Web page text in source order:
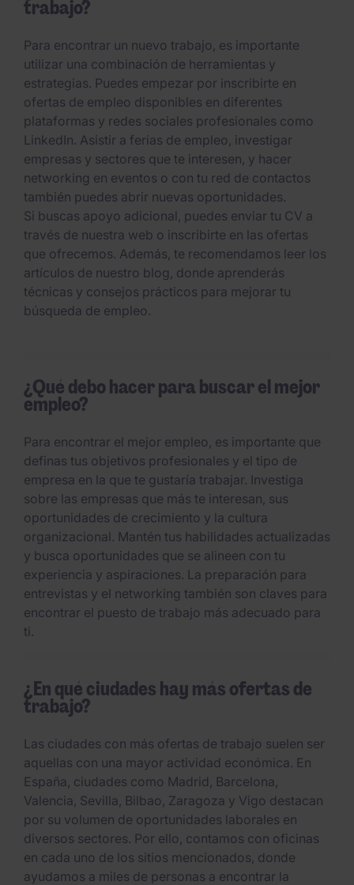
trabajo?
Para encontrar un nuevo trabajo, es importante
utilizar una combinación de herramientas y
estrategias. Puedes empezar por inscribirte en
ofertas de empleo disponibles en diferentes
plataformas y redes sociales profesionales como
LinkedIn. Asistir a ferias de empleo, investigar
empresas y sectores que te interesen, y hacer
networking en eventos o con tu red de contactos
también puedes abrir nuevas oportunidades.
Si buscas apoyo adicional, puedes enviar tu CV a
través de nuestra web o inscribirte en las ofertas
que ofrecemos. Además, te recomendamos leer los
artículos de nuestro blog, donde aprenderás
técnicas y consejos prácticos para mejorar tu
búsqueda de empleo.
¿Qué debo hacer para buscar el mejor
empleo?
Para encontrar el mejor empleo, es importante que
definas tus objetivos profesionales y el tipo de
empresa en la que te gustaría trabajar. Investiga
sobre las empresas que más te interesan, sus
oportunidades de crecimiento y la cultura
organizacional. Mantén tus habilidades actualizadas
y busca oportunidades que se alineen con tu
experiencia y aspiraciones. La preparación para
entrevistas y el networking también son claves para
encontrar el puesto de trabajo más adecuado para
ti.
¿En qué ciudades hay más ofertas de
trabajo?
Las ciudades con más ofertas de trabajo suelen ser
aquellas con una mayor actividad económica. En
España, ciudades como Madrid, Barcelona,
Valencia, Sevilla, Bilbao, Zaragoza y Vigo destacan
por su volumen de oportunidades laborales en
diversos sectores. Por ello, contamos con oficinas
en cada uno de los sitios mencionados, donde
ayudamos a miles de personas a encontrar la